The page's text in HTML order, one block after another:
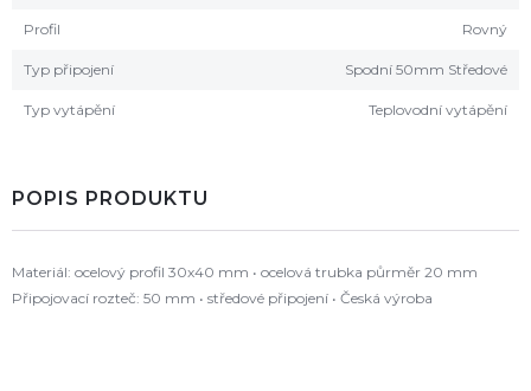
Profil Rovný
Typ připojení Spodní 50mm Středové
Typ vytápění Teplovodní vytápění
POPIS PRODUKTU
Materiál: ocelový profil 30x40 mm • ocelová trubka půrměr 20 mm
Připojovací rozteč: 50 mm • středové připojení • Česká výroba